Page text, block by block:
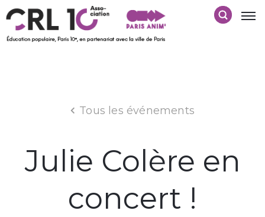
Tous les événements
Julie Colère en
concert !